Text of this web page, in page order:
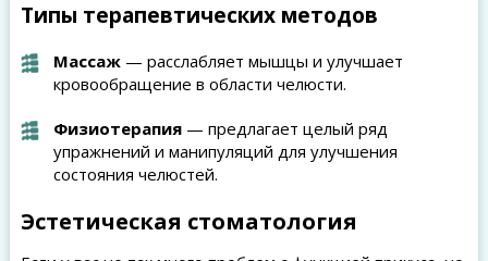
Типы терапевтических методов
Массаж— расслабляет мышцы и улучшает
кровообращение в области челюсти.
Физиотерапия— предлагает целый ряд
упражнений и манипуляций для улучшения
состояния челюстей.
Эстетическая стоматология